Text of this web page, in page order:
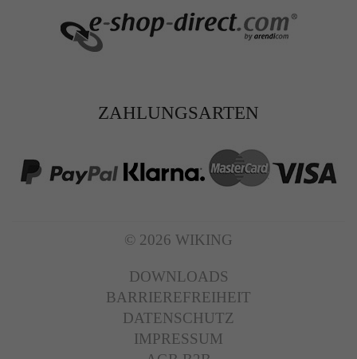
ZAHLUNGSARTEN
© 2026 WIKING
DOWNLOADS
BARRIEREFREIHEIT
DATENSCHUTZ
IMPRESSUM